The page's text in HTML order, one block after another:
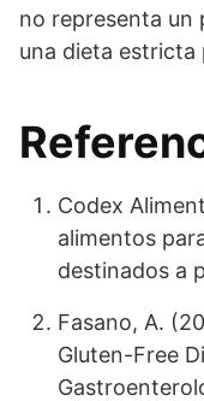
no representa un
una dieta estricta
Codex
alimentos
destinados a
Fasano, A.
Gluten-Free